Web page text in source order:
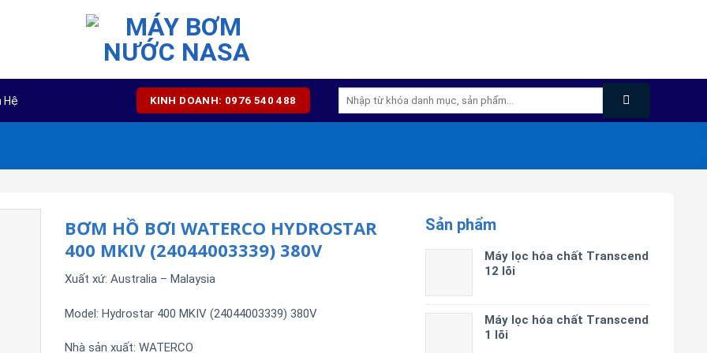
Hệ KINH DOANH: 0976 540 488
Tìm
kiếm:
Sản phẩm
Máy lọc hóa chất Transcend
12 lõi
Máy lọc hóa chất Transcend
1 lõi
BƠM HỒ BƠI WATERCO HYDROSTAR
400 MKIV (24044003339) 380V
Xuất xứ: Australia – Malaysia
Model: Hydrostar 400 MKIV (24044003339) 380V
Nhà sản xuất: WATERCO